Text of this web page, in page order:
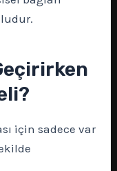
için sadece var